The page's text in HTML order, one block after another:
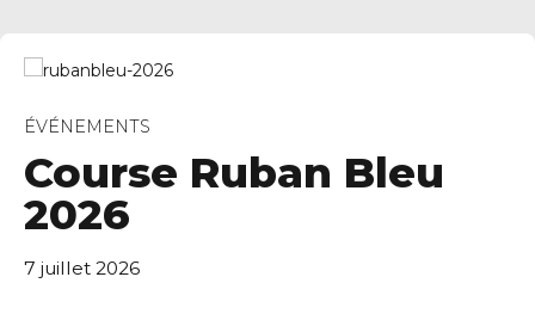
ÉVÉNEMENTS
Course Ruban Bleu
2026
7 juillet 2026